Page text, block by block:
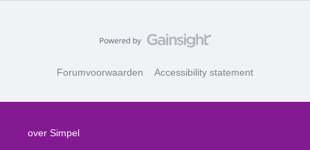
Forumvoorwaarden Accessibility statement
over Simpel